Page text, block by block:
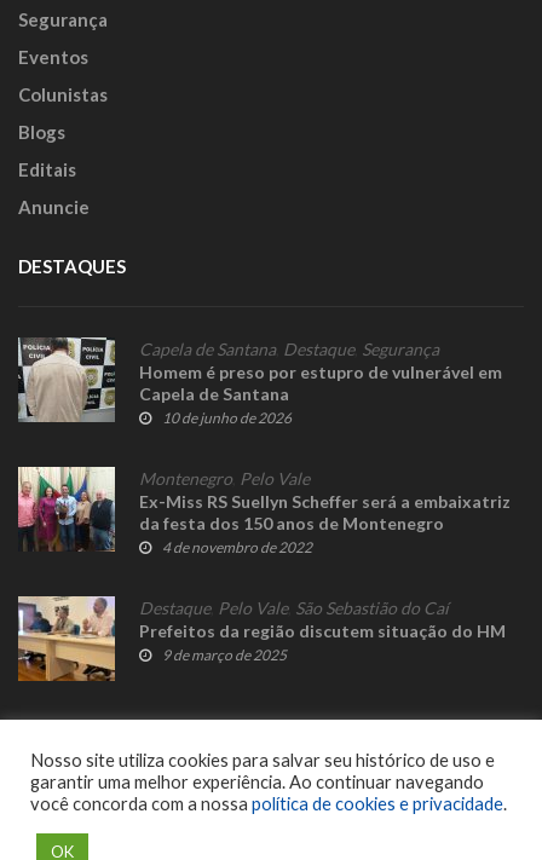
Segurança
Eventos
Colunistas
Blogs
Editais
Anuncie
DESTAQUES
Capela de Santana, Destaque, Segurança
Homem é preso por estupro de vulnerável em
Capela de Santana
10 de junho de 2026
Montenegro Pelo Vale
Ex-Miss RS Suellyn Scheffer será a embaixatriz
da festa dos 150 anos de Montenegro
4 de novembro de 2022
Destaque, Pelo Vale, São Sebastião do Caí
Prefeitos da região discutem situação do HM
9 de março de 2025
© 2023 Fato Novo - Todos os direitos reservados. Desenvolvido por
Nosso site utiliza cookies para salvar seu histórico de uso e
garantir uma melhor experiência. Ao continuar navegando
você concorda com a nossa política de cookies e privacidade.
OK